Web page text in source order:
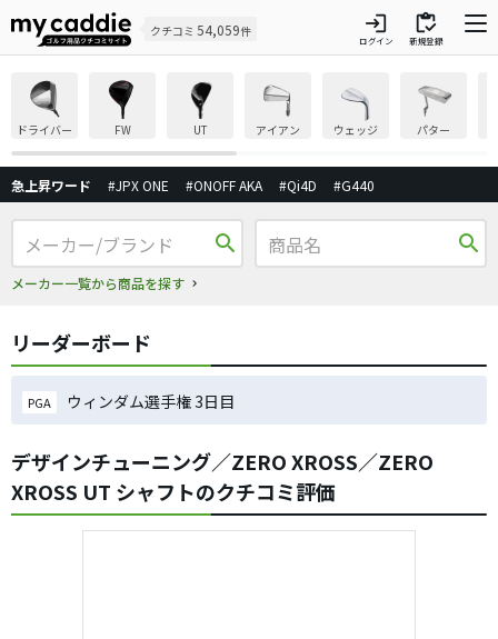
クチコミ 54,059件 login
ログイン
inventory
新規登録
ドライバー FW UT アイアン ウェッジ パター
急上昇ワード #JPX ONE #ONOFF AKA #Qi4D #G440
search
メーカー一覧から商品を探す
search
リーダーボード
PGA ウィンダム選手権 3日目
デザインチューニング／ZERO XROSS／ZERO
XROSS UT シャフトのクチコミ評価